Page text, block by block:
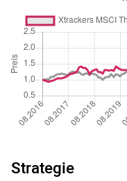
Strategie